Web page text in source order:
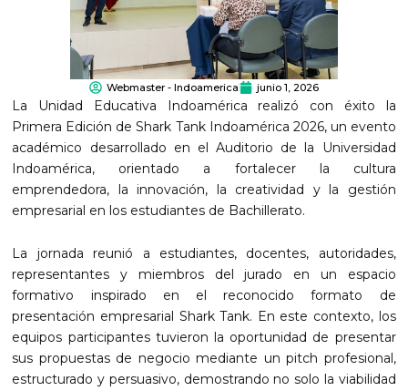
Webmaster - Indoamerica junio 1, 2026
La Unidad Educativa Indoamérica realizó con éxito la
Primera Edición de Shark Tank Indoamérica 2026, un evento
académico desarrollado en el Auditorio de la Universidad
Indoamérica, orientado a fortalecer la cultura
emprendedora, la innovación, la creatividad y la gestión
empresarial en los estudiantes de Bachillerato.
La jornada reunió a estudiantes, docentes, autoridades,
representantes y miembros del jurado en un espacio
formativo inspirado en el reconocido formato de
presentación empresarial Shark Tank. En este contexto, los
equipos participantes tuvieron la oportunidad de presentar
sus propuestas de negocio mediante un pitch profesional,
estructurado y persuasivo, demostrando no solo la viabilidad